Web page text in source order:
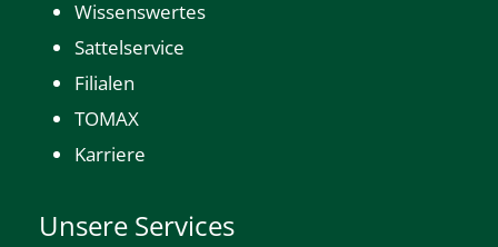
Wissenswertes
Sattelservice
Filialen
TOMAX
Karriere
Unsere Services